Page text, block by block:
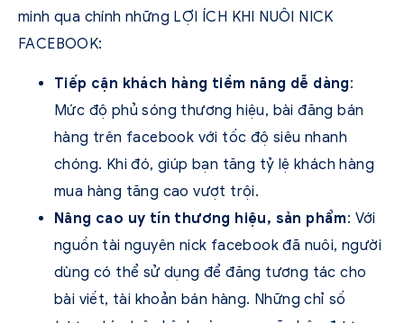
minh qua chính những LỢI ÍCH KHI NUÔI NICK
FACEBOOK:
Tiếp cận khách hàng tiềm năng dễ dàng:
Mức độ phủ sóng thương hiệu, bài đăng bán
hàng trên facebook với tốc độ siêu nhanh
chóng. Khi đó, giúp bạn tăng tỷ lệ khách hàng
mua hàng tăng cao vượt trội.
Nâng cao uy tín thương hiệu, sản phẩm: Với
nguồn tài nguyên nick facebook đã nuôi, người
dùng có thể sử dụng để đăng tương tác cho
bài viết, tài khoản bán hàng. Những chỉ số